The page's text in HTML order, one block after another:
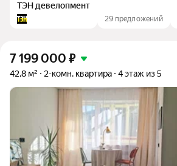
ТЭН девелопмент
29 предложений
7 199 000 ₽
42,8 м² 2-комн. квартира 4 этаж из 5